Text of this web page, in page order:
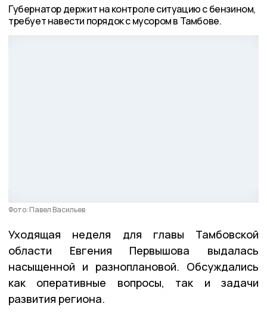
Губернатор держит на контроле ситуацию с бензином,
требует навести порядок с мусором в Тамбове.
Фото: Павел Васильев
Уходящая неделя для главы Тамбовской
области Евгения Первышова выдалась
насыщенной и разноплановой. Обсуждались
как оперативные вопросы, так и задачи
развития региона.